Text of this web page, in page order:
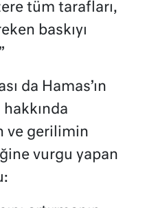
tüm tarafları,
baskıyı
da Hamas’ın
ve gerilimin
vurgu yapan